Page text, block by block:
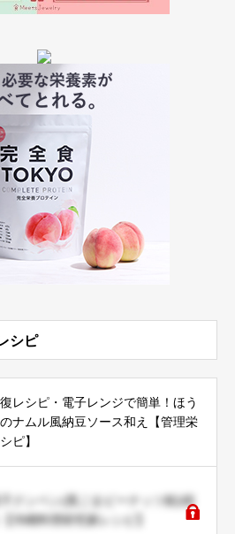
シピ
レシピ・電子レンジで簡単！ほう
ナムル風納豆ソース和え【管理栄
ピ】
子クンペン(黒ごまピーナッツ餡)胡
沖縄料理研究家レシピ】